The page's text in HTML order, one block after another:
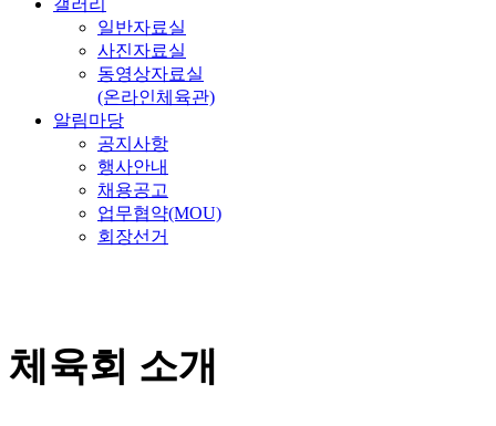
갤러리
일반자료실
사진자료실
동영상자료실
(온라인체육관)
알림마당
공지사항
행사안내
채용공고
업무협약(MOU)
회장선거
체육회 소개